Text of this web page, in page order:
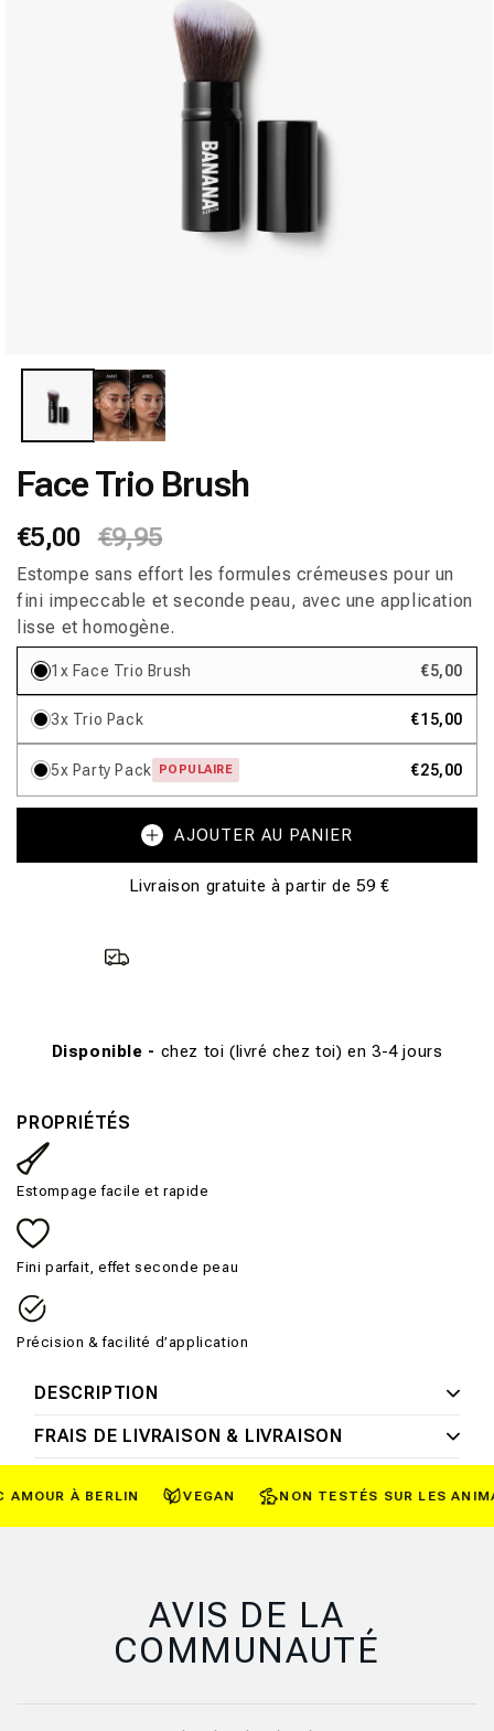
Ouvrir
une
modale
Face Trio Brush
Prix
habituel
€5,00 Prix
promotionnel
€9,95
Estompe sans effort les formules crémeuses pour un
fini impeccable et seconde peau, avec une application
lisse et homogène.
1x Face Trio Brush €5,00
3x Trio Pack €15,00
5x Party Pack POPULAIRE €25,00
AJOUTER AU PANIER
Livraison gratuite à partir de 59 €
Disponible - chez toi (livré chez toi) en 3-4 jours
PROPRIÉTÉS
Estompage facile et rapide
Fini parfait, effet seconde peau
Précision & facilité d’application
DESCRIPTION
FRAIS DE LIVRAISON & LIVRAISON
À BERLIN VEGAN NON TESTÉS SUR LES
AVIS DE LA
COMMUNAUTÉ